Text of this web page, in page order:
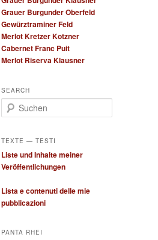
Grauer Burgunder Oberfeld
Gewürztraminer Feld
Merlot Kretzer Kotzner
Cabernet Franc Puit
Merlot Riserva Klausner
SEARCH
u
h
n
TEXTE — TESTI
Liste und Inhalte meiner
Veröffentlichungen
Lista e contenuti delle mie
pubblicazioni
PANTA RHEI